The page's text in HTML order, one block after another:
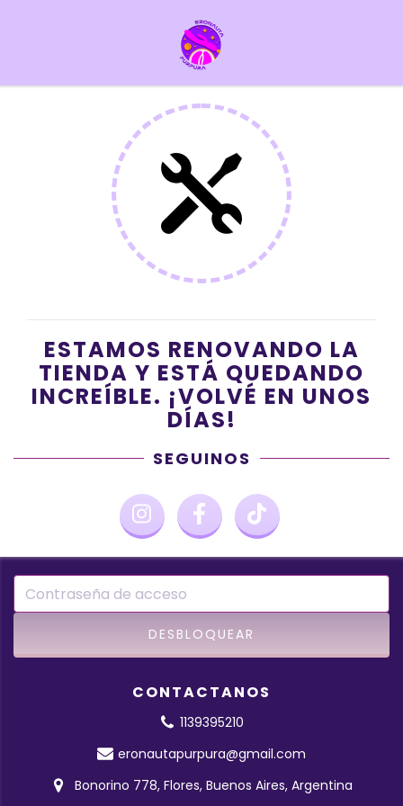
ESTAMOS RENOVANDO LA
TIENDA Y ESTÁ QUEDANDO
INCREÍBLE. ¡VOLVÉ EN UNOS
DÍAS!
SEGUINOS
CONTACTANOS
1139395210
eronautapurpura@gmail.com
Bonorino 778, Flores, Buenos Aires, Argentina